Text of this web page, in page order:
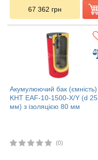
67 362 грн
Акумулюючий бак (ємність)
KHT EAF-10-1500-X/Y (d 25
мм) з ізоляцією 80 мм
(0)